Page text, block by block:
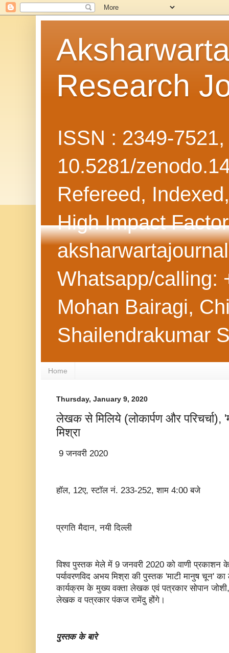
Research
ISSN : 2349-
10.5281/
Refereed,
High Impact
Whatsapp/calling:
Mohan Bairagi,
Shailendrakumar
Home
Thursday, January 9, 2020
लेखक से मिलिये (लोकार्पण और परिचर्चा),
मिश्रा
9 जनवरी 2020
हॉल, 12ए, स्टॉल नं. 233-252, शाम 4:00 बजे
प्रगति मैदान, नयी दिल्ली
विश्व पुस्तक मेले में 9 जनवरी 2020 को वाणी प्रकाशन
पर्यावरणविद अभय मिश्रा की पुस्तक 'माटी मानुष चून' का
कार्यक्रम के मुख्य वक्ता लेखक एवं पत्रकार सोपान
लेखक व पत्रकार पंकज रामेंदु होंगे।
पुस्तक के बारे